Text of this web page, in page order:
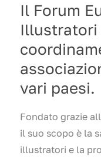
Il Forum
Illustratori
vari paesi.
Fondato grazie
il suo scopo è la
illustratori e la